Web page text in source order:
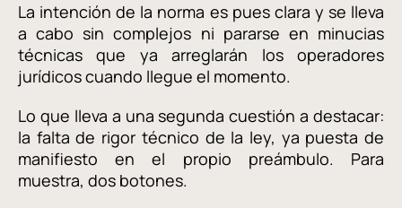
La intención de la norma es pues clara y se lleva
a cabo sin complejos ni pararse en minucias
técnicas que ya arreglarán los operadores
jurídicos cuando llegue el momento.
Lo que lleva a una segunda cuestión a destacar:
la falta de rigor técnico de la ley, ya puesta de
manifiesto en el propio preámbulo. Para
muestra, dos botones.